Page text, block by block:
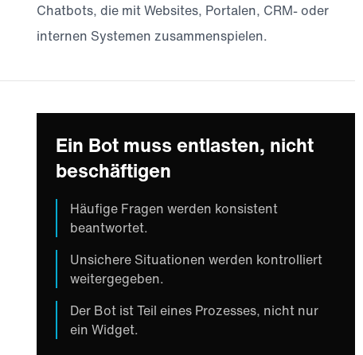
Chatbots, die mit Websites, Portalen, CRM- oder
internen Systemen zusammenspielen.
Ein Bot muss entlasten, nicht
beschäftigen
Häufige Fragen werden konsistent
beantwortet.
Unsichere Situationen werden kontrolliert
weitergegeben.
Der Bot ist Teil eines Prozesses, nicht nur
ein Widget.